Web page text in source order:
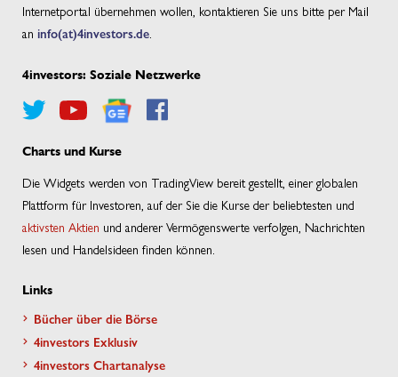
Internetportal übernehmen wollen, kontaktieren Sie uns bitte per Mail
an info(at)4investors.de
4investors: Soziale Netzwerke
Charts und Kurse
Die Widgets werden von TradingView bereit gestellt, einer globalen
Plattform für Investoren, auf der Sie die Kurse der beliebtesten und
aktivsten Aktien und anderer Vermögenswerte verfolgen, Nachrichten
lesen und Handelsideen finden können.
Links
Bücher über die Börse
4investors Exklusiv
4investors Chartanalyse